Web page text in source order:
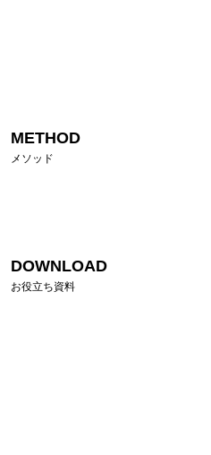
METHOD
メソッド
DOWNLOAD
お役立ち資料